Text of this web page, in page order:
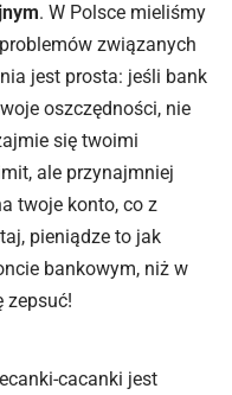
. W Polsce mieliśmy
związanych
jest prosta: jeśli bank
oszczędności, nie
się twoimi
ale przynajmniej
twoje konto, co z
pieniądze to jak
bankowym, niż w
zepsuć!
cacanki jest